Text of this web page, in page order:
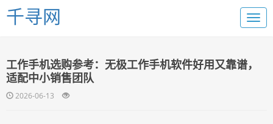
千寻网
工作手机选购参考：无极工作手机软件好用又靠谱，
适配中小销售团队
2026-06-13